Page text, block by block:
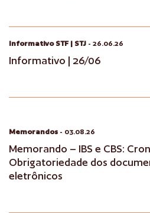
Informativo STF | STJ - 26.06.26
Informativo | 26/06
Memorandos - 03.08.26
Memorando – IBS e CBS:
Obrigatoriedade dos
eletrônicos